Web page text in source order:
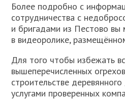
Более подробно с
сотрудничества с
и бригадами из Пестово вы
в видеоролике,
Для того чтобы избежать
вышеперечисленных
строительстве
услугами проверенных